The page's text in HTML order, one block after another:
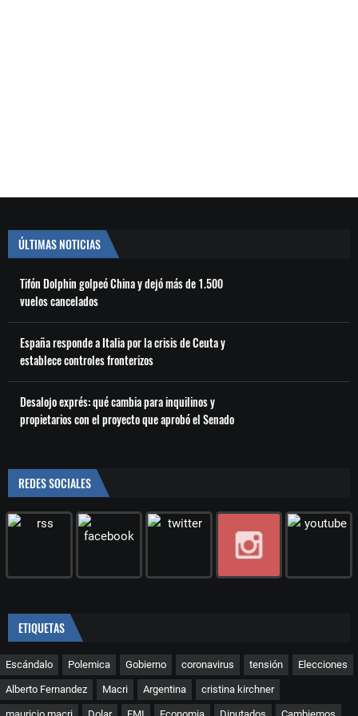
ÚLTIMAS NOTICIAS
Tifón Dolphin golpeó China y dejó más de 1.500
vuelos cancelados
España responde a Italia por la crisis de Ceuta y
establece controles fronterizos
Desalojo exprés: qué cambia para inquilinos y
propietarios con el proyecto que aprobó el Senado
REDES SOCIALES
ETIQUETAS
Escándalo Polemica Gobierno coronavirus tensión Elecciones
Alberto Fernandez Macri Argentina cristina kirchner